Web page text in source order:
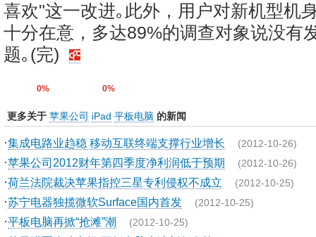
喜欢"这一改进｡此外，用户对新机型机
十分在意，多达89%的调查对象说没有
题｡(完)
0% 0%
更多关于 苹果公司 iPad 平板电脑 的新闻
·集成电路业趋稳 移动互联终端支撑行业增长 (2012-10-26)
·苹果公司2012财年第四季度净利润低于预期 (2012-10-26)
·荷兰法院裁决苹果指控三星专利侵权不成立 (2012-10-25)
·苏宁电器独揽微软Surface国内首发 (2012-10-25)
·平板电脑再掀“抢滩”潮 (2012-10-25)